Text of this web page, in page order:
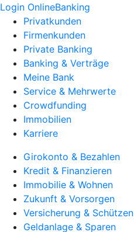
Login OnlineBanking
Privatkunden
Firmenkunden
Private Banking
Banking & Verträge
Meine Bank
Service & Mehrwerte
Crowdfunding
Immobilien
Karriere
Girokonto & Bezahlen
Kredit & Finanzieren
Immobilie & Wohnen
Zukunft & Vorsorgen
Versicherung & Schützen
Geldanlage & Sparen